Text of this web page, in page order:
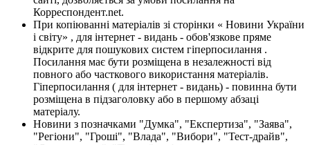
Корреспондент.net.
При копіюванні матеріалів зі сторінки « Новини України
і світу» , для інтернет - видань - обов'язкове пряме
відкрите для пошукових систем гіперпосилання .
Посилання має бути розміщена в незалежності від
повного або часткового використання матеріалів.
Гіперпосилання ( для інтернет - видань) - повинна бути
розміщена в підзаголовку або в першому абзаці
матеріалу.
Новини з позначками "Думка", "Експертиза", "Заява",
"Регіони", "Гроші", "Влада", "Вибори", "Тест-драйв",